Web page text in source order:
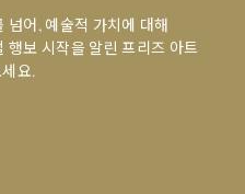
어, 예술적 가치에 대해
보 시작을 알린 프리즈 아트
요.